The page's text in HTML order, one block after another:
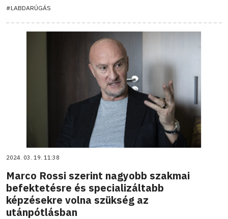
#LABDARÚGÁS
2024. 03. 19. 11:38
Marco Rossi szerint nagyobb szakmai
befektetésre és specializáltabb
képzésekre volna szükség az
utánpótlásban